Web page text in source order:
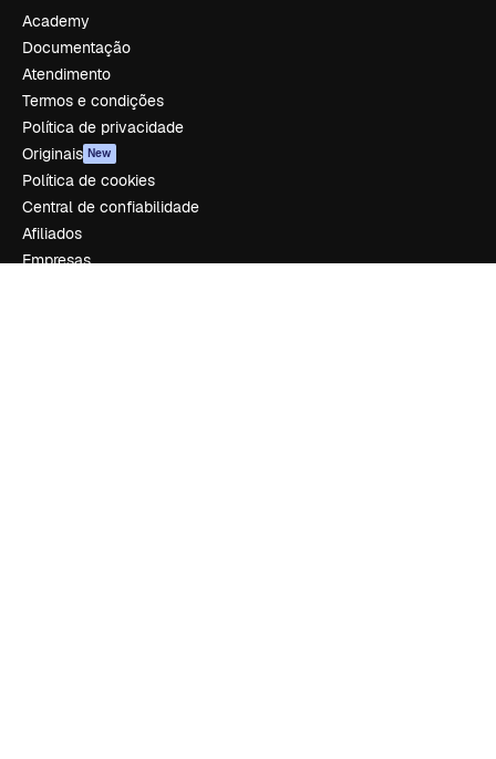
Academy
Documentação
Atendimento
Termos e condições
Política de privacidade
Originais New
Política de cookies
Central de confiabilidade
Afiliados
Empresas